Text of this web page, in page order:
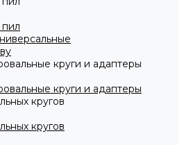
круги и адаптеры
круги и адаптеры
кругов
кругов